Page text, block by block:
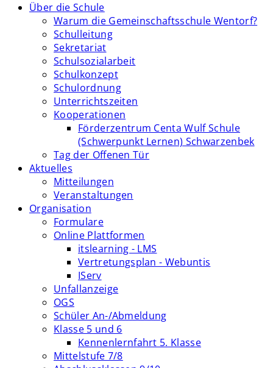
Über die Schule
Warum die Gemeinschaftsschule Wentorf?
Schulleitung
Sekretariat
Schulsozialarbeit
Schulkonzept
Schulordnung
Unterrichtszeiten
Kooperationen
Förderzentrum Centa Wulf Schule
(Schwerpunkt Lernen) Schwarzenbek
Tag der Offenen Tür
Aktuelles
Mitteilungen
Veranstaltungen
Organisation
Formulare
Online Plattformen
itslearning - LMS
Vertretungsplan - Webuntis
IServ
Unfallanzeige
OGS
Schüler An-/Abmeldung
Klasse 5 und 6
Kennenlernfahrt 5. Klasse
Mittelstufe 7/8